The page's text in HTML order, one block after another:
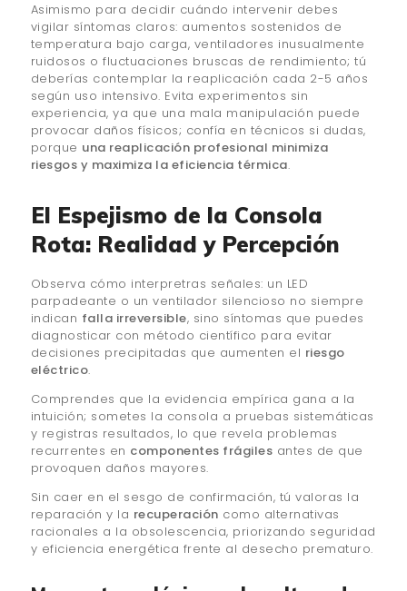
Asimismo para decidir cuándo intervenir debes
vigilar síntomas claros: aumentos sostenidos de
temperatura bajo carga, ventiladores inusualmente
ruidosos o fluctuaciones bruscas de rendimiento; tú
deberías contemplar la reaplicación cada 2-5 años
según uso intensivo. Evita experimentos sin
experiencia, ya que una mala manipulación puede
provocar daños físicos; confía en técnicos si dudas,
porque una reaplicación profesional minimiza
riesgos y maximiza la eficiencia térmica.
El Espejismo de la Consola
Rota: Realidad y Percepción
Observa cómo interpretras señales: un LED
parpadeante o un ventilador silencioso no siempre
indican falla irreversible, sino síntomas que puedes
diagnosticar con método científico para evitar
decisiones precipitadas que aumenten el riesgo
eléctrico.
Comprendes que la evidencia empírica gana a la
intuición; sometes la consola a pruebas sistemáticas
y registras resultados, lo que revela problemas
recurrentes en componentes frágiles antes de que
provoquen daños mayores.
Sin caer en el sesgo de confirmación, tú valoras la
reparación y la recuperación como alternativas
racionales a la obsolescencia, priorizando seguridad
y eficiencia energética frente al desecho prematuro.